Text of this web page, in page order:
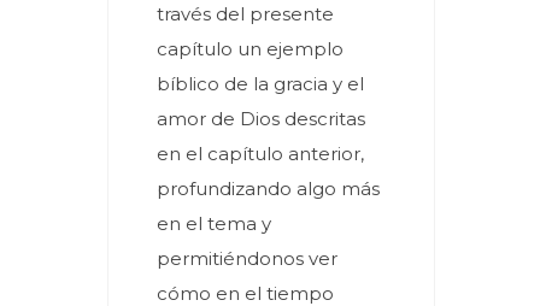
través del presente
capítulo un ejemplo
bíblico de la gracia y el
amor de Dios descritas
en el capítulo anterior,
profundizando algo más
en el tema y
permitiéndonos ver
cómo en el tiempo